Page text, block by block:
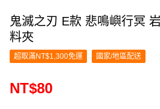
鬼滅之刃 E款 悲鳴嶼行冥
料夾
超取滿NT$1,300免運 國家/地區配送
NT$80